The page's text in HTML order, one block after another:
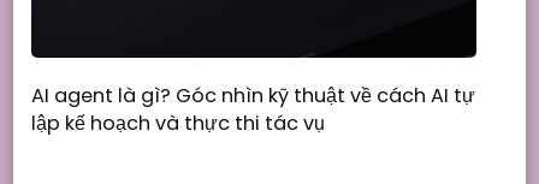
AI agent là gì? Góc nhìn kỹ thuật về cách AI tự
lập kế hoạch và thực thi tác vụ